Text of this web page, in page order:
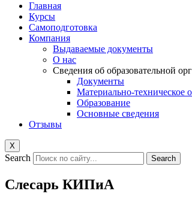
Главная
Курсы
Самоподготовка
Компания
Выдаваемые документы
О нас
Сведения об образовательной
Документы
Материально-техническое
Образование
Основные сведения
Отзывы
X
Search Search
Слесарь КИПиА